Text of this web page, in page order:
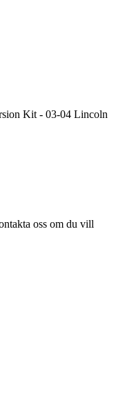
Kit - 03-04 Lincoln
oss om du vill